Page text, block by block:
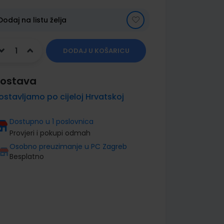
na listu želja
DODAJ U KOŠARICU
po cijeloj Hrvatskoj
Dostupno u 1 poslovnica
Provjeri i pokupi odmah
Osobno preuzimanje u PC Zagreb
Besplatno